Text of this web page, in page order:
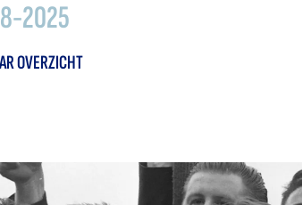
2025
OVERZICHT